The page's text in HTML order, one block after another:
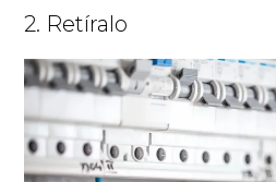
2. Retíralo